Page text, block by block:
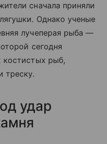
сначала приняли
Однако ученые
лучеперая рыба —
сегодня
костистых рыб,
треску.
удар